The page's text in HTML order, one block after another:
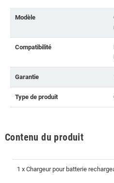
Modèle
Compatibilité
Garantie
Type de produit
Contenu du produit
1 x Chargeur pour batterie